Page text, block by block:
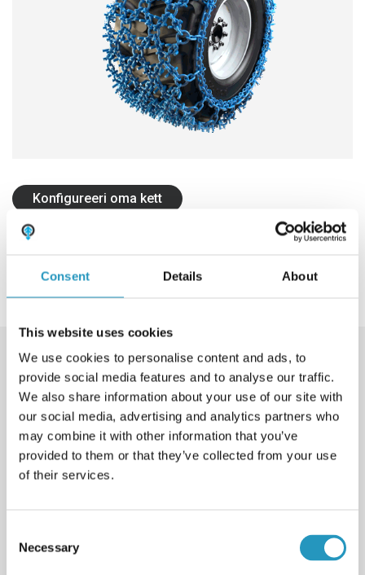
Consent Details About
This website uses cookies
We use cookies to personalise content and ads, to
provide social media features and to analyse our traffic.
We also share information about your use of our site with
our social media, advertising and analytics partners who
may combine it with other information that you’ve
provided to them or that they’ve collected from your use
of their services.
Selection
Necessary
EDASIMÜÜJAD
FINNISH
SPANISH
ESTONIAN
NORTH AMERICA
Konfigureeri oma kett
Järgmine
Tutvu meie Youtube’i kanaliga